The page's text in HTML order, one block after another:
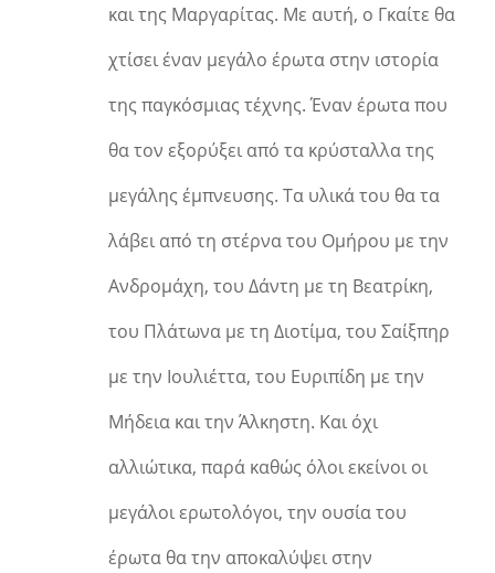
και της Μαργαρίτας. Με αυτή, ο Γκαίτε θα
χτίσει έναν μεγάλο έρωτα στην ιστορία
της παγκόσμιας τέχνης. Έναν έρωτα που
θα τον εξορύξει από τα κρύσταλλα της
μεγάλης έμπνευσης. Τα υλικά του θα τα
λάβει από τη στέρνα του Ομήρου με την
Ανδρομάχη, του Δάντη με τη Βεατρίκη,
του Πλάτωνα με τη Διοτίμα, του Σαίξπηρ
με την Ιουλιέττα, του Ευριπίδη με την
Μήδεια και την Άλκηστη. Και όχι
αλλιώτικα, παρά καθώς όλοι εκείνοι οι
μεγάλοι ερωτολόγοι, την ουσία του
έρωτα θα την αποκαλύψει στην